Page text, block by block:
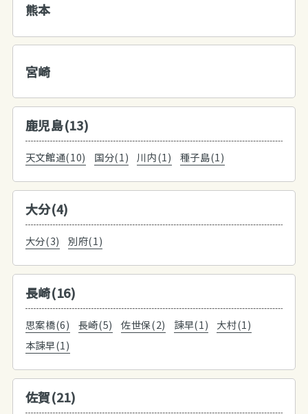
熊本
宮崎
鹿児島(13)
天文館通(10) 国分(1) 川内(1) 種子島(1)
大分(4)
大分(3) 別府(1)
長崎(16)
思案橋(6) 長崎(5) 佐世保(2) 諫早(1)
大村(1)
本諫早(1)
佐賀(21)